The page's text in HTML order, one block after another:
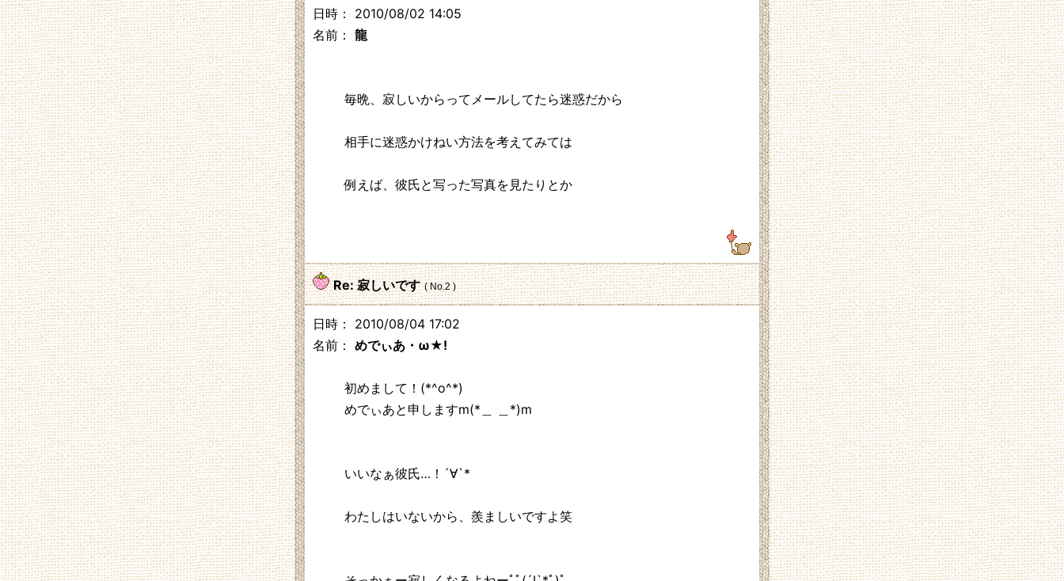
日時： 2010/08/02 14:05
名前： 龍
毎晩、寂しいからってメールしてたら迷惑だから
相手に迷惑かけねい方法を考えてみては
例えば、彼氏と写った写真を見たりとか
Re: 寂しいです ( No.2 )
日時： 2010/08/04 17:02
名前： めでぃあ・ω★!
初めまして！(*^o^*)
めでぃあと申しますm(*＿ ＿*)m
いいなぁ彼氏…！´∀`*
わたしはいないから、羨ましいですよ笑